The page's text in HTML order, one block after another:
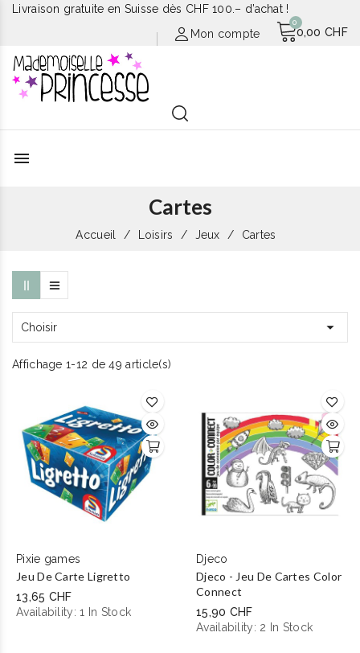
Livraison gratuite en Suisse dès CHF 100.– d’achat !
Mon compte
0,00 CHF
menu
Cartes
Accueil Loisirs Jeux Cartes
Choisir 
Affichage 1-12 de 49 article(s)
Pixie games
Jeu De Carte Ligretto
13,65 CHF
Availability:1 In Stock
Djeco
Djeco - Jeu De Cartes Color
Connect
15,90 CHF
Availability: 2 In Stock